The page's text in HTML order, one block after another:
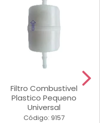
Filtro Combustivel
Plastico Pequeno
Universal
Código: 9157